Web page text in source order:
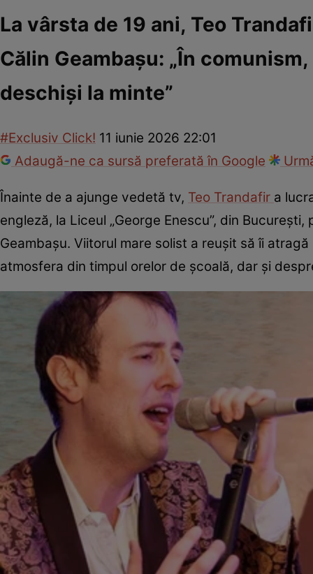
La vârsta de 19 ani, Teo
Călin Geambașu: „În
deschiși la minte”
#Exclusiv Click! 11 iunie 2026 22:01
Adaugă-ne ca sursă preferată în Google
Înainte de a ajunge vedetă tv, Teo Trandafir a
engleză, la Liceul „George Enescu”, din
Geambașu. Viitorul mare solist a reușit să îi
atmosfera din timpul orelor de școală, dar și